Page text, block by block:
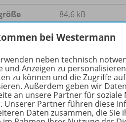
84,6 kB
PDF-Dokument
bei Westermann
neben technisch
und Anzeigen zu
zu können und die Zugriffe
Außerdem geben wir
an unsere Partner für soziale
Unserer Partner führen diese
Daten zusammen, die